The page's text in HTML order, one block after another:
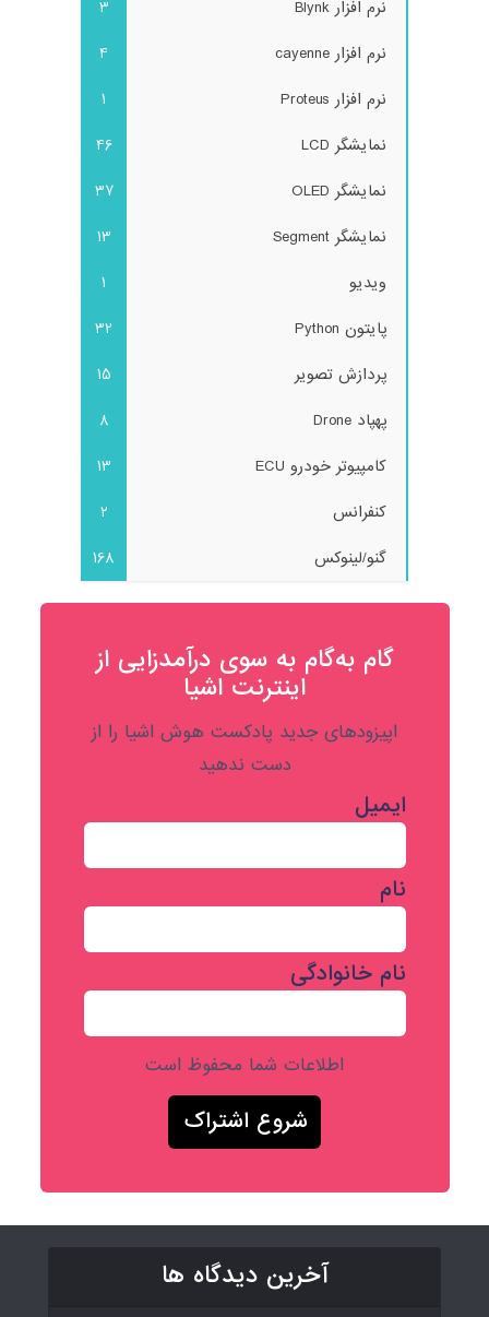
نرم افزار Blynk
3
نرم افزار cayenne
4
نرم افزار Proteus
1
نمایشگر LCD
46
نمایشگر OLED
37
نمایشگر Segment
13
ویدیو
1
پایتون Python
32
پردازش تصویر
15
پهپاد Drone
8
کامپیوتر خودرو ECU
13
کنفرانس
2
گنو/لینوکس
168
گام به‌گام به‌ سوی درآمدزایی از
اینترنت اشیا
اپیزودهای جدید پادکست هوش اشیا را از
دست ندهید
ایمیل
نام
نام خانوادگی
اطلاعات شما محفوظ است
آخرین دیدگاه ها